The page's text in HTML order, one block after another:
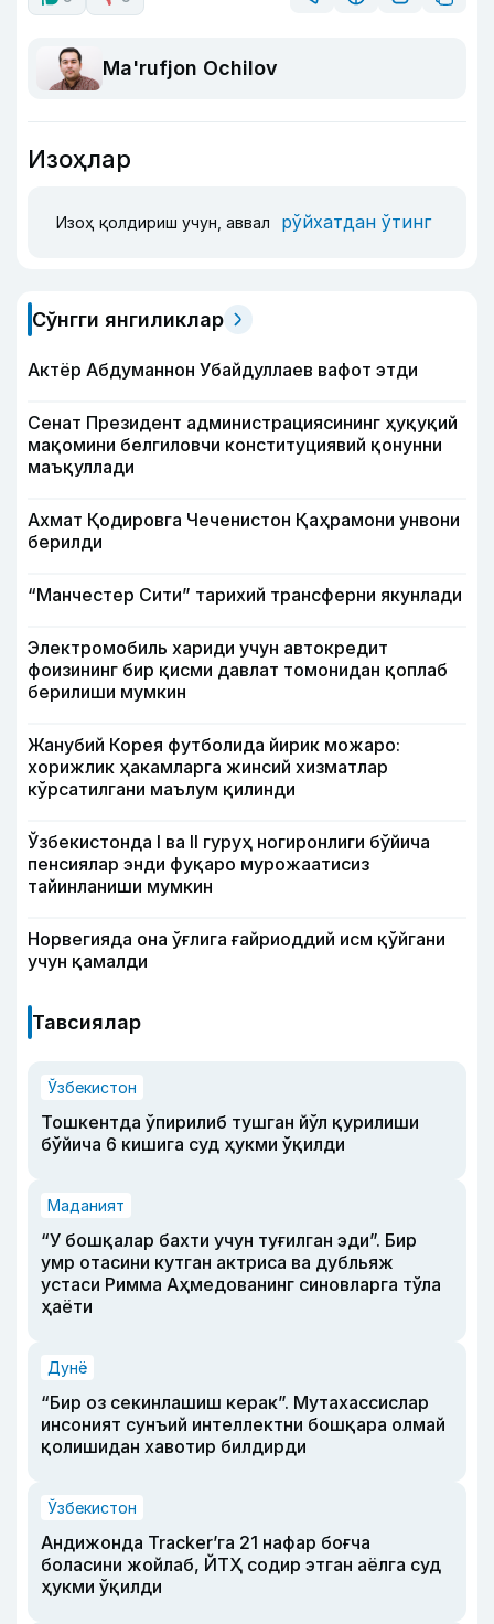
Ma'rufjon Ochilov
Изоҳлар
Изоҳ қолдириш учун, аввал рўйхатдан ўтинг
Сўнгги янгиликлар
Актёр Абду­маннон Убайдуллаев вафот этди
Сенат Президент администрациясининг ҳуқуқий
мақомини белгиловчи конституциявий қонунни
маъқуллади
Ахмат Қодировга Чеченистон Қаҳрамони унвони
берилди
“Манчестер Сити” тарихий трансферни якунлади
Электромобиль хариди учун автокредит
фоизининг бир қисми давлат томонидан қоплаб
берилиши мумкин
Жанубий Корея футболида йирик можаро:
хорижлик ҳакамларга жинсий хизматлар
кўрсатилгани маълум қилинди
Ўзбекистонда I ва II гуруҳ ногиронлиги бўйича
пенсиялар энди фуқаро мурожаатисиз
тайинланиши мумкин
Норвегияда она ўғлига ғайриоддий исм қўйгани
учун қамалди
Тавсиялар
Ўзбекистон
Тошкентда ўпирилиб тушган йўл қурилиши
бўйича 6 кишига суд ҳукми ўқилди
Маданият
“У бошқалар бахти учун туғилган эди”. Бир
умр отасини кутган актриса ва дубльяж
устаси Римма Аҳмедованинг синовларга тўла
ҳаёти
Дунё
“Бир оз секинлашиш керак”. Мутахассислар
инсоният сунъий интеллектни бошқара олмай
қолишидан хавотир билдирди
Ўзбекистон
Андижонда Tracker’га 21 нафар боғча
боласини жойлаб, ЙТҲ содир этган аёлга суд
ҳукми ўқилди